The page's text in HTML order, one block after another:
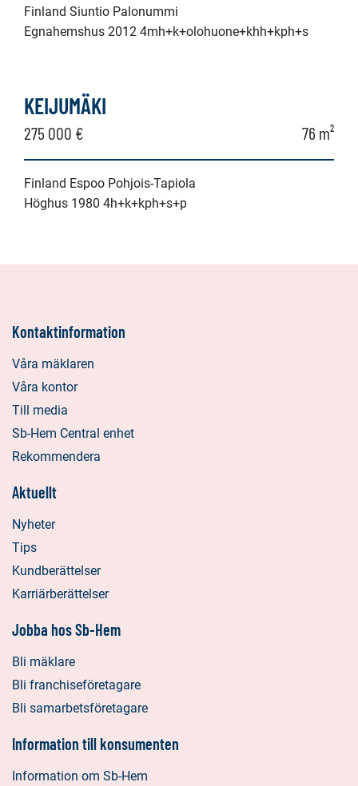
Finland Siuntio Palonummi
Egnahemshus 2012 4mh+k+olohuone+khh+kph+s
KEIJUMÄKI
275 000 € 76 m²
Finland Espoo Pohjois-Tapiola
Höghus 1980 4h+k+kph+s+p
Kontaktinformation
Våra mäklaren
Våra kontor
Till media
Sb-Hem Central enhet
Rekommendera
Aktuellt
Nyheter
Tips
Kundberättelser
Karriärberättelser
Jobba hos Sb-Hem
Bli mäklare
Bli franchiseföretagare
Bli samarbetsföretagare
Information till konsumenten
Information om Sb-Hem